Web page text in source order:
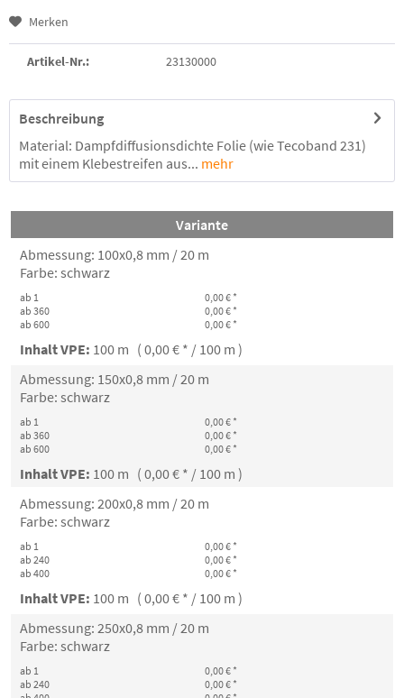
Merken
Artikel-Nr.: 23130000
Beschreibung
Material: Dampfdiffusionsdichte Folie (wie Tecoband 231)
mit einem Klebestreifen aus... mehr
Variante
Abmessung: 100x0,8 mm / 20 m
Farbe: schwarz
ab 1
0,00 € *
ab 360
0,00 € *
ab 600
0,00 € *
Inhalt VPE: 100 m ( 0,00 € * / 100 m )
Abmessung: 150x0,8 mm / 20 m
Farbe: schwarz
ab 1
0,00 € *
ab 360
0,00 € *
ab 600
0,00 € *
Inhalt VPE: 100 m ( 0,00 € * / 100 m )
Abmessung: 200x0,8 mm / 20 m
Farbe: schwarz
ab 1
0,00 € *
ab 240
0,00 € *
ab 400
0,00 € *
Inhalt VPE: 100 m ( 0,00 € * / 100 m )
Abmessung: 250x0,8 mm / 20 m
Farbe: schwarz
ab 1
0,00 € *
ab 240
0,00 € *